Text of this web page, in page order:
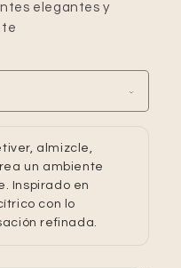
elegantes y
almizcle,
un ambiente
Inspirado en
con lo
refinada.